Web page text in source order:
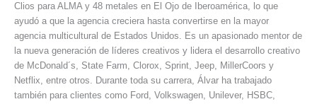
Clios para ALMA y 48 metales en El Ojo de Iberoamérica, lo que
ayudó a que la agencia creciera hasta convertirse en la mayor
agencia multicultural de Estados Unidos. Es un apasionado mentor de
la nueva generación de líderes creativos y lidera el desarrollo creativo
de McDonald´s, State Farm, Clorox, Sprint, Jeep, MillerCoors y
Netflix, entre otros. Durante toda su carrera, Álvar ha trabajado
también para clientes como Ford, Volkswagen, Unilever, HSBC,